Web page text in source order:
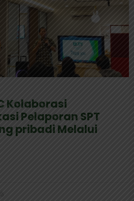
Kolaborasi
Pelaporan SPT
pribadi Melalui